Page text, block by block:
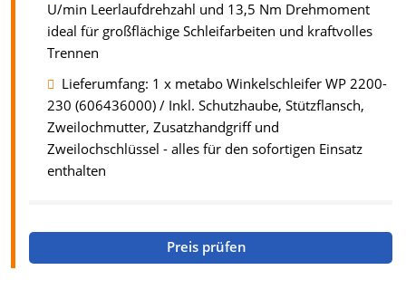
U/min Leerlaufdrehzahl und 13,5 Nm Drehmoment
ideal für großflächige Schleifarbeiten und kraftvolles
Trennen
Lieferumfang: 1 x metabo Winkelschleifer WP 2200-
230 (606436000) / Inkl. Schutzhaube, Stützflansch,
Zweilochmutter, Zusatzhandgriff und
Zweilochschlüssel - alles für den sofortigen Einsatz
enthalten
Preis prüfen